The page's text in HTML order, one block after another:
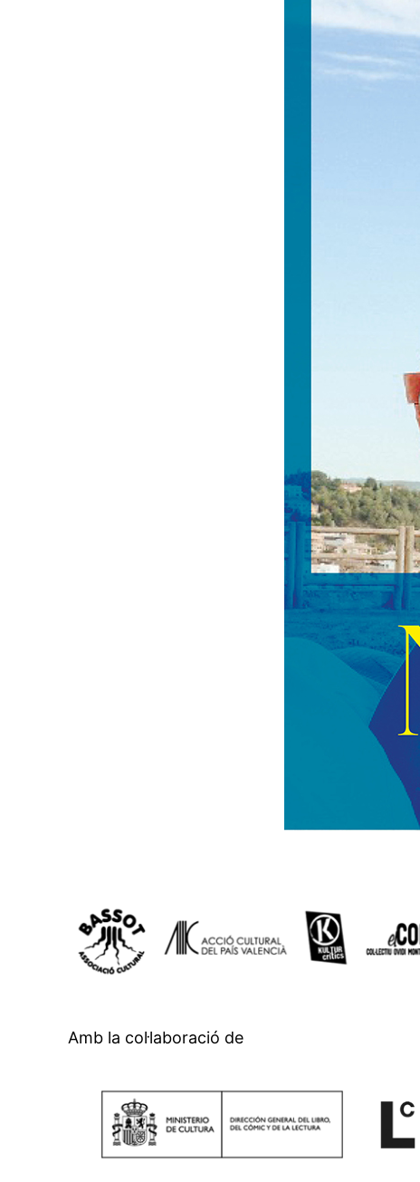
Amb la col·laboració de